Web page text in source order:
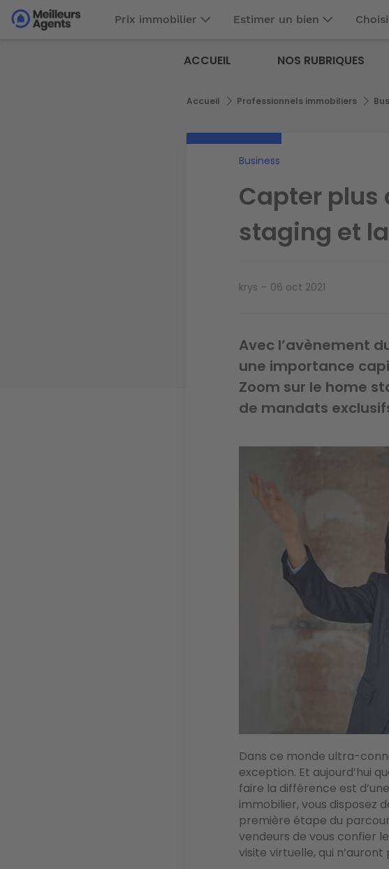
Aller
auAller au
Prix immobilier Estimer un bien
ACCUEIL NOS RUBRIQUES
Fil
Accueil Professionnels immobiliers
Business
Capter plus
staging et
krys 06 oct 2021
Avec l’avènement
une importance
Zoom sur le home
de mandats
Dans ce monde ultra-
exception. Et aujourd’hui
faire la différence est
immobilier, vous disposez
première étape du
vendeurs de vous confier
visite virtuelle, qui